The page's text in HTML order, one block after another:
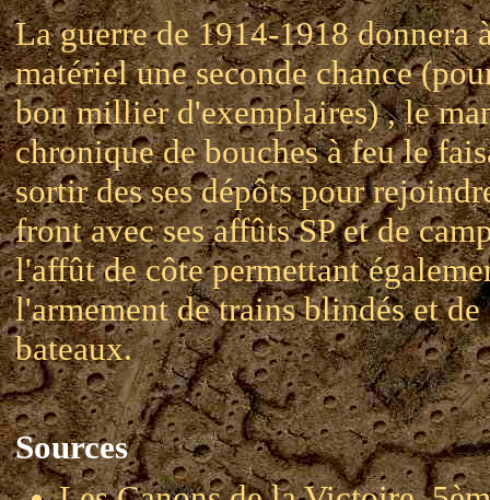
La guerre de 1914-1918 donnera
matériel une seconde chance
bon millier d'exemplaires) , le
chronique de bouches à feu le
sortir des ses dépôts pour
front avec ses affûts SP et de
l'affût de côte permettant
l'armement de trains blindés et de
bateaux.
Sources